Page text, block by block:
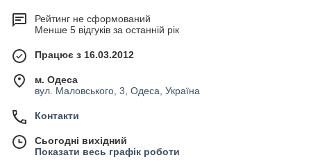
Рейтинг не сформований
Менше 5 відгуків за останній рік
Працює з 16.03.2012
м. Одеса
вул. Маловського, 3, Одеса, Україна
Контакти
Сьогодні вихідний
Показати весь графік роботи